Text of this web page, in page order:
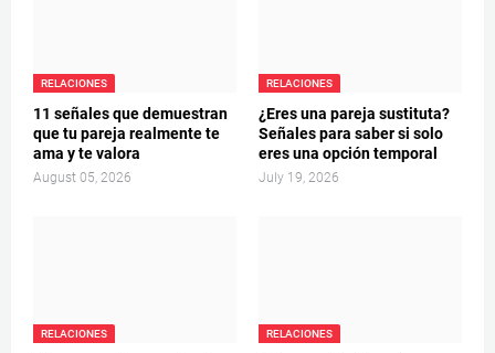
RELACIONES
11 señales que demuestran
que tu pareja realmente te
ama y te valora
August 05, 2026
RELACIONES
¿Eres una pareja sustituta?
Señales para saber si solo
eres una opción temporal
July 19, 2026
RELACIONES RELACIONES